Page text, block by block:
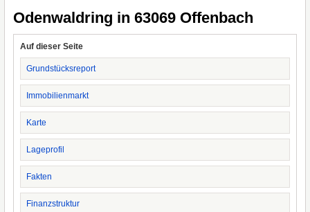
Odenwaldring in 63069 Offenbach
Auf dieser Seite
Grundstücksreport
Immobilienmarkt
Karte
Lageprofil
Fakten
Finanzstruktur